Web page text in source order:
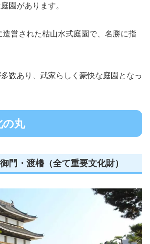
園があります。
造営された枯山水式庭園で、名勝に指
数あり、武家らしく豪快な庭園となっ
の丸
門・渡櫓（全て重要文化財）